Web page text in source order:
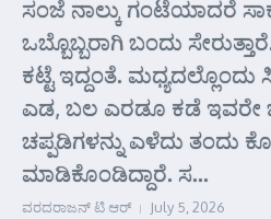
ಸಂಜೆ ನಾಲ್ಕು ಗಂಟೆಯಾದರೆ
ಒಬ್ಬೊಬ್ಬರಾಗಿ ಬಂದು
ಕಟ್ಟೆ ಇದ್ದಂತೆ.
ಎಡ, ಬಲ ಎರಡೂ ಕಡೆ ಇವರೇ
ಚಪ್ಪಡಿಗಳನ್ನು ಎಳೆದು ತಂದು
ಮಾಡಿಕೊಂಡಿದ್ದಾರೆ. ಸ...
ವರದರಾಜನ್ ಟಿ ಆರ್ July 5, 2026